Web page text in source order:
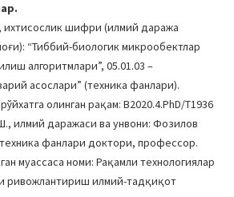
ихтисослик шифри (илмий даража
“Тиббий-биологик микрообектлар
алгоритмлари”, 05.01.03 –
асослари” (техника фанлари).
олинган рақам: В2020.4.PhD/Т1936
илмий даражаси ва унвони: Фозилов
фанлари доктори, профессор.
муассаса номи: Рақамли технологиялар
ривожлантириш илмий-тадқиқот